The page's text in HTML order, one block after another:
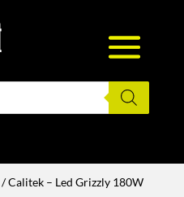
Calitek – Led Grizzly 180W